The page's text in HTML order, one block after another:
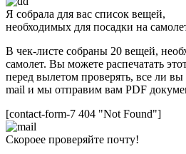
Я собрала для вас список вещей,
необходимых для посадки на
В чек-листе собраны 20 вещей,
самолет. Вы можете распечатать
перед вылетом проверять, все ли вы
mail и мы отправим вам PDF
[contact-form-7 404 "Not Found"]
Скороее проверяйте почту!